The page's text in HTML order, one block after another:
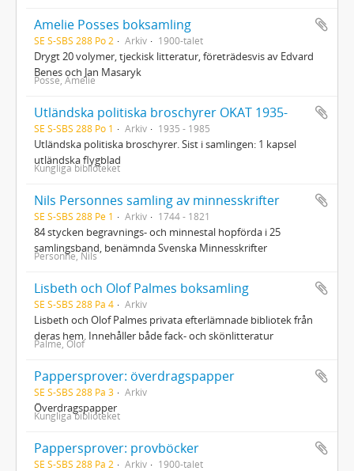
Amelie Posses boksamling
SE S-SBS 288 Po 2 Arkiv 1900-talet
Drygt 20 volymer, tjeckisk litteratur, företrädesvis av Edvard
Benes och Jan Masaryk
Posse, Amelie
Utländska politiska broschyrer OKAT 1935-
SE S-SBS 288 Po 1 Arkiv 1935 - 1985
Utländska politiska broschyrer. Sist i samlingen: 1 kapsel
utländska flygblad
Kungliga biblioteket
Nils Personnes samling av minnesskrifter
SE S-SBS 288 Pe 1 Arkiv 1744 - 1821
84 stycken begravnings- och minnestal hopförda i 25
samlingsband, benämnda Svenska Minnesskrifter
Personne, Nils
Lisbeth och Olof Palmes boksamling
SE S-SBS 288 Pa 4 Arkiv
Lisbeth och Olof Palmes privata efterlämnade bibliotek från
deras hem. Innehåller både fack- och skönlitteratur
Palme, Olof
Pappersprover: överdragspapper
SE S-SBS 288 Pa 3 Arkiv
Överdragspapper
Kungliga biblioteket
Pappersprover: provböcker
SE S-SBS 288 Pa 2 Arkiv 1900-talet